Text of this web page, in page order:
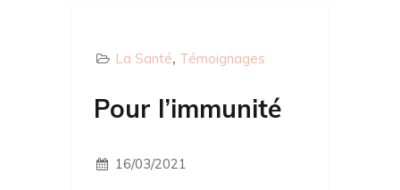
La Santé Témoignages
Pour l’immunité
16/03/2021